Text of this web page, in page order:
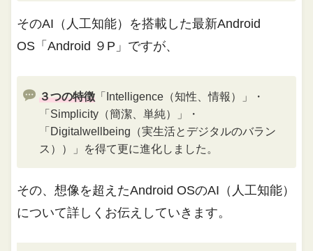
そのAI（人工知能）を搭載した最新Android
OS「Android ９P」ですが、
３つの特徴 「Intelligence（知性、情報）」・
「Simplicity（簡潔、単純）」・
「Digitalwellbeing（実生活とデジタルのバラン
ス））」を得て更に進化しました。
その、想像を超えたAndroid OSのAI（人工知能）
について詳しくお伝えしていきます。